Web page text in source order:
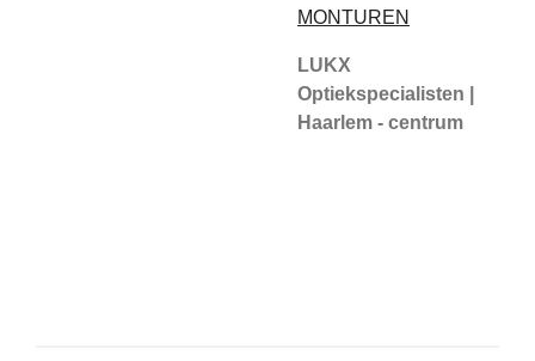
MONTUREN
LUKX
Optiekspecialisten |
Haarlem - centrum